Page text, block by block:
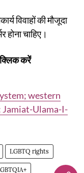
विवाहों की मौजूदा
होना चाहिए।
करें
western
Jamiat-Ulama-I-
LGBTQ rights